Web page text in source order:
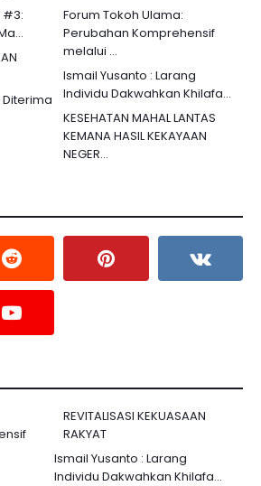
#3:
Forum Tokoh Ulama:
Perubahan Komprehensif
melalui ...
Ismail Yusanto : Larang
Individu Dakwahkan Khilafa...
Diterima
KESEHATAN MAHAL LANTAS
KEMANA HASIL KEKAYAAN
NEGER...
REVITALISASI KEKUASAAN
RAKYAT
Ismail Yusanto : Larang
Individu Dakwahkan Khilafa...